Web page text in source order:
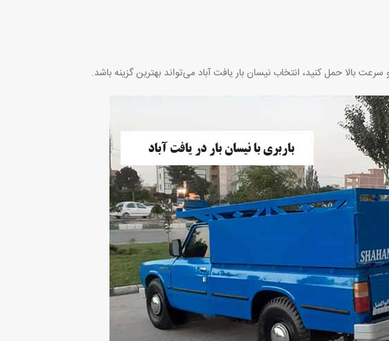
بالا حمل کنید، انتخاب نیسان بار یافت آباد می‌تواند بهترین گزینه باشد.